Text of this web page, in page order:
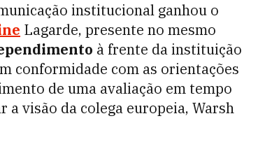
institucional ganhou o
Lagarde, presente no mesmo
à frente da instituição
conformidade com as orientações
de uma avaliação em tempo
a visão da colega europeia, Warsh